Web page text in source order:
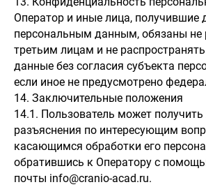
Оператор и иные лица, получившие
персональным данным, обязаны не
третьим лицам и не
данные без согласия субъекта
если иное не предусмотрено
14. Заключительные положения
14.1. Пользователь может
разъяснения по интересующим
касающимся обработки его
обратившись к Оператору с
почты info@cranio-acad.ru.